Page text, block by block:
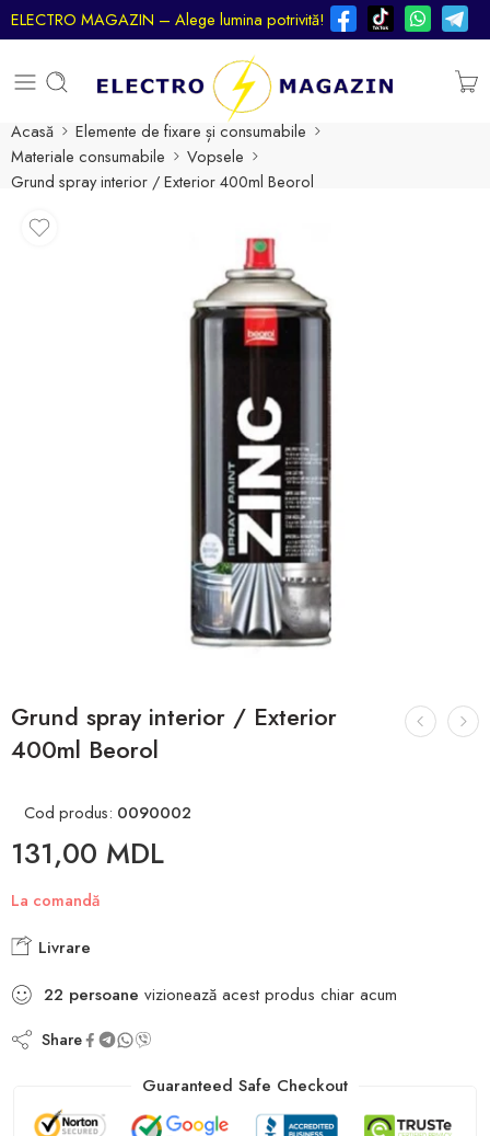
ELECTRO MAGAZIN – Alege lumina potrivită!
Acasă
Elemente de fixare și consumabile
Materiale сonsumabile
Vopsele
Grund spray interior / Exterior 400ml Beorol
Grund spray interior / Exterior
400ml Beorol
Cod produs: 0090002
131,00 MDL
La comandă
Livrare
22 persoane vizionează acest produs chiar acum
Share
Guaranteed Safe Checkout